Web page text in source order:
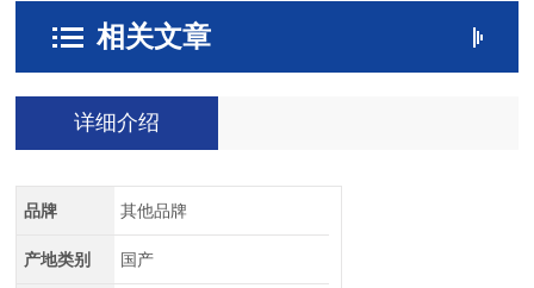
相关文章
详细介绍
品牌 其他品牌
产地类别 国产